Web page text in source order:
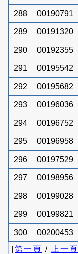
288 00190791
289 00191320
290 00192355
291 00195542
292 00195682
293 00196036
294 00196752
295 00196958
296 00197529
297 00198956
298 00199028
299 00199821
300 00200453
[第一頁 / 上一頁